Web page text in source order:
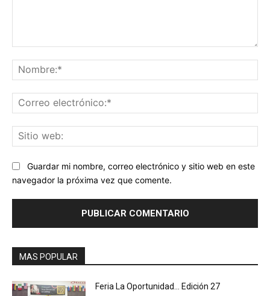
Guardar mi nombre, correo electrónico y sitio web en este
navegador la próxima vez que comente.
MAS POPULAR
Feria La Oportunidad… Edición 27